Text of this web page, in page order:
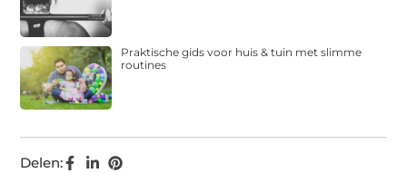
Delen:
Praktische gids voor huis & tuin met slimme
routines